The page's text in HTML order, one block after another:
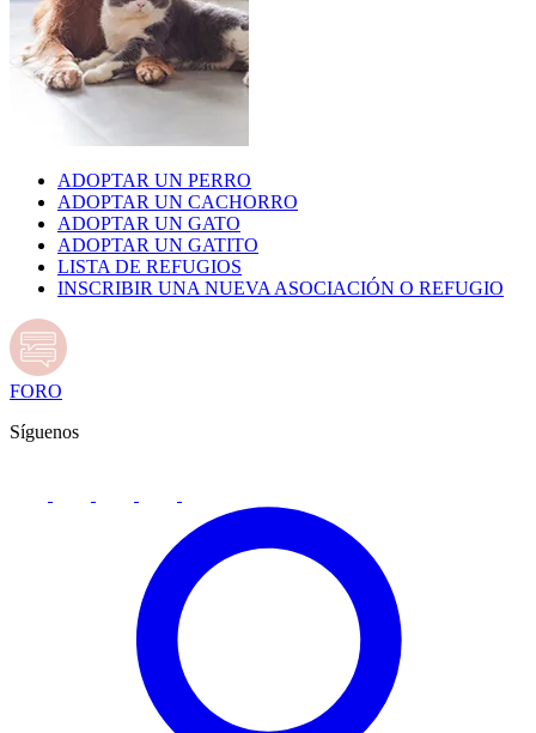
ADOPTAR UN PERRO
ADOPTAR UN CACHORRO
ADOPTAR UN GATO
ADOPTAR UN GATITO
LISTA DE REFUGIOS
INSCRIBIR UNA NUEVA ASOCIACIÓN O REFUGIO
FORO
Síguenos